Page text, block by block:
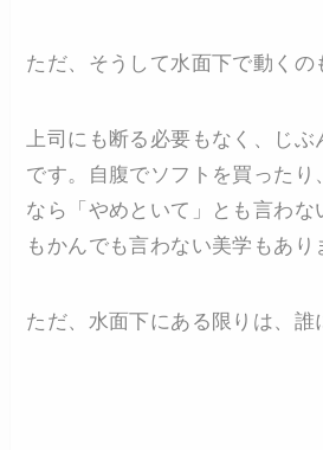
ただ、そうして水面下で動くの
上司にも断る必要もなく、じ
です。自腹でソフトを買ったり
なら「やめといて」とも言わな
もかんでも言わない美学もあり
ただ、水面下にある限りは、誰